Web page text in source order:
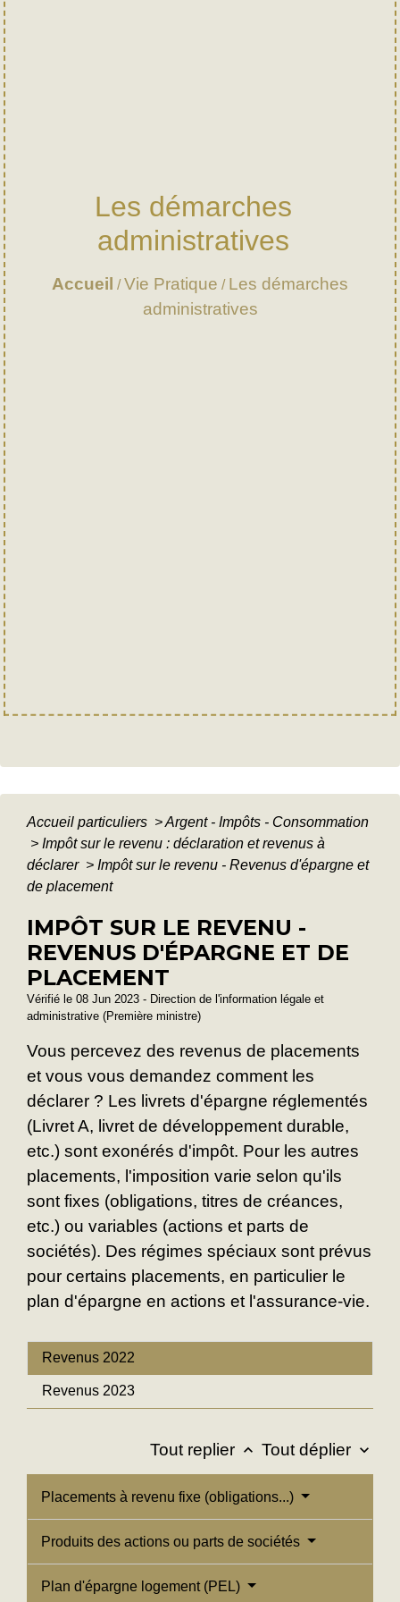
Les démarches
administratives
Accueil /Vie Pratique / Les démarches
administratives
Accueil particuliers >Argent - Impôts - Consommation
> Impôt sur le revenu : déclaration et revenus à
déclarer > Impôt sur le revenu - Revenus d'épargne et
de placement
IMPÔT SUR LE REVENU -
REVENUS D'ÉPARGNE ET DE
PLACEMENT
Vérifié le 08 Jun 2023 - Direction de l'information légale et
administrative (Première ministre)
Vous percevez des revenus de placements
et vous vous demandez comment les
déclarer ? Les livrets d'épargne réglementés
(Livret A, livret de développement durable,
etc.) sont exonérés d'impôt. Pour les autres
placements, l'imposition varie selon qu'ils
sont fixes (obligations, titres de créances,
etc.) ou variables (actions et parts de
sociétés). Des régimes spéciaux sont prévus
pour certains placements, en particulier le
plan d'épargne en actions et l'assurance-vie.
Revenus 2022
Revenus 2023
Tout replier keyboard_arrow_up Tout déplier keyboard_arrow_down
Placements à revenu fixe (obligations...)
Produits des actions ou parts de sociétés
Plan d'épargne logement (PEL)